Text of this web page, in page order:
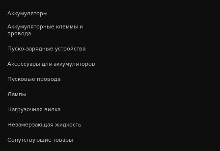
Аккумуляторы
Аккумуляторные клеммы и
провода
Пуско-зарядные устройства
Аксессуары для аккумуляторов
Пусковые провода
Лампы
Нагрузочная вилка
Незамерзающая жидкость
Сопутствующие товары